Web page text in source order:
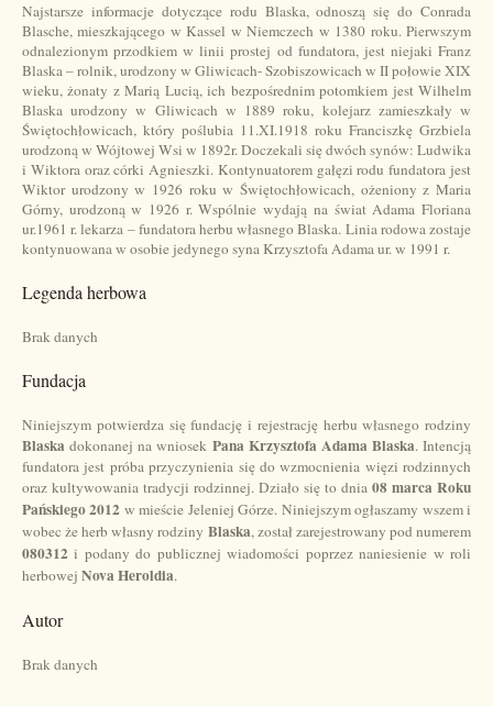
Najstarsze informacje dotyczące rodu Blaska, odnoszą się do Conrada
Blasche, mieszkającego w Kassel w Niemczech w 1380 roku. Pierwszym
odnalezionym przodkiem w linii prostej od fundatora, jest niejaki Franz
Blaska – rolnik, urodzony w Gliwicach- Szobiszowicach w II połowie XIX
wieku, żonaty z Marią Lucią, ich bezpośrednim potomkiem jest Wilhelm
Blaska urodzony w Gliwicach w 1889 roku, kolejarz zamieszkały w
Świętochłowicach, który poślubia 11.XI.1918 roku Franciszkę Grzbiela
urodzoną w Wójtowej Wsi w 1892r. Doczekali się dwóch synów: Ludwika
i Wiktora oraz córki Agnieszki. Kontynuatorem gałęzi rodu fundatora jest
Wiktor urodzony w 1926 roku w Świętochłowicach, ożeniony z Maria
Górny, urodzoną w 1926 r. Wspólnie wydają na świat Adama Floriana
ur.1961 r. lekarza – fundatora herbu własnego Blaska. Linia rodowa zostaje
kontynuowana w osobie jedynego syna Krzysztofa Adama ur. w 1991 r.
Legenda herbowa
Brak danych
Fundacja
Niniejszym potwierdza się fundację i rejestrację herbu własnego rodziny
Blaskadokonanej na wniosek Pana Krzysztofa Adama Blaska. Intencją
fundatora jest próba przyczynienia się do wzmocnienia więzi rodzinnych
oraz kultywowania tradycji rodzinnej. Działo się to dnia 08 marca Roku
Pańskiego 2012 w mieście Jeleniej Górze. Niniejszym ogłaszamy wszem i
wobec że herb własny rodziny Blaska, został zarejestrowany pod numerem
080312i podany do publicznej wiadomości poprzez naniesienie w roli
herbowej Nova Heroldia.
Autor
Brak danych